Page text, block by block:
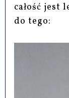
całość jest
do tego: